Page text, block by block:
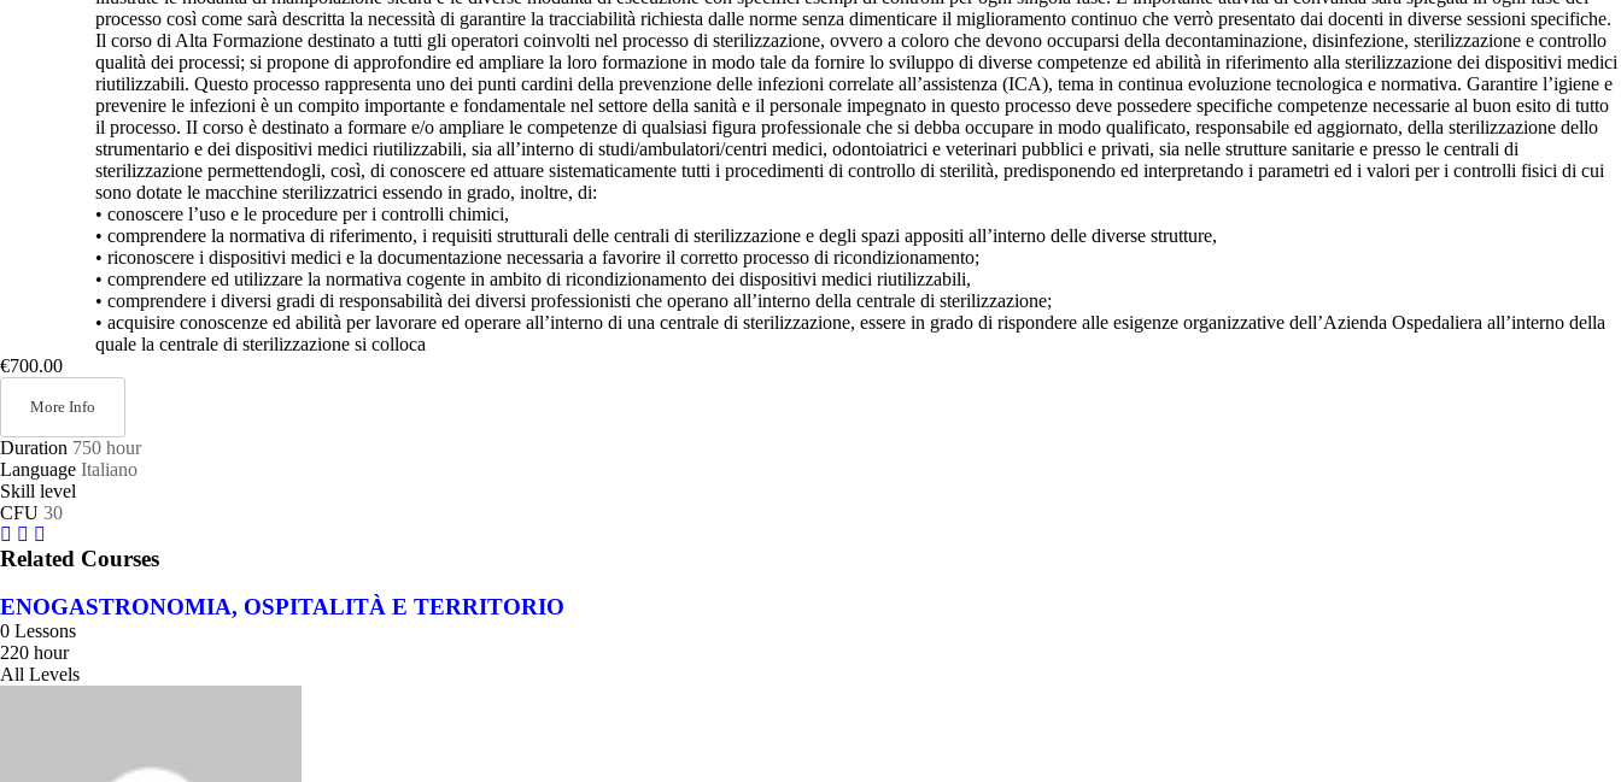
processo così come sarà descritta la necessità di garantire la tracciabilità richiesta dalle norme senza dimenticare il miglioramento continuo che verrò presentato dai docenti in diverse sessioni specifiche.
Il corso di Alta Formazione destinato a tutti gli operatori coinvolti nel processo di sterilizzazione, ovvero a coloro che devono occuparsi della decontaminazione, disinfezione, sterilizzazione e controllo
qualità dei processi; si propone di approfondire ed ampliare la loro formazione in modo tale da fornire lo sviluppo di diverse competenze ed abilità in riferimento alla sterilizzazione dei dispositivi medici
riutilizzabili. Questo processo rappresenta uno dei punti cardini della prevenzione delle infezioni correlate all’assistenza (ICA), tema in continua evoluzione tecnologica e normativa. Garantire l’igiene e
prevenire le infezioni è un compito importante e fondamentale nel settore della sanità e il personale impegnato in questo processo deve possedere specifiche competenze necessarie al buon esito di tutto
il processo. II corso è destinato a formare e/o ampliare le competenze di qualsiasi figura professionale che si debba occupare in modo qualificato, responsabile ed aggiornato, della sterilizzazione dello
strumentario e dei dispositivi medici riutilizzabili, sia all’interno di studi/ambulatori/centri medici, odontoiatrici e veterinari pubblici e privati, sia nelle strutture sanitarie e presso le centrali di
sterilizzazione permettendogli, così, di conoscere ed attuare sistematicamente tutti i procedimenti di controllo di sterilità, predisponendo ed interpretando i parametri ed i valori per i controlli fisici di cui
sono dotate le macchine sterilizzatrici essendo in grado, inoltre, di:
• conoscere l’uso e le procedure per i controlli chimici,
• comprendere la normativa di riferimento, i requisiti strutturali delle centrali di sterilizzazione e degli spazi appositi all’interno delle diverse strutture,
• riconoscere i dispositivi medici e la documentazione necessaria a favorire il corretto processo di ricondizionamento;
• comprendere ed utilizzare la normativa cogente in ambito di ricondizionamento dei dispositivi medici riutilizzabili,
• comprendere i diversi gradi di responsabilità dei diversi professionisti che operano all’interno della centrale di sterilizzazione;
• acquisire conoscenze ed abilità per lavorare ed operare all’interno di una centrale di sterilizzazione, essere in grado di rispondere alle esigenze organizzative dell’Azienda Ospedaliera all’interno della
quale la centrale di sterilizzazione si colloca
€700.00
More Info
Duration 750 hour
Language Italiano
Skill level
CFU 30
Related Courses
ENOGASTRONOMIA, OSPITALITÀ E TERRITORIO
0 Lessons
220 hour
All Levels